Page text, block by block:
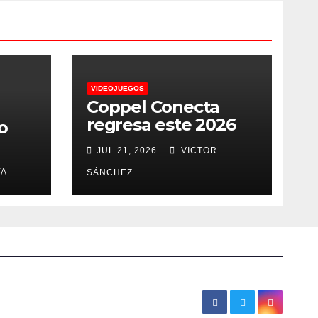
VIDEOJUEGOS
Coppel Conecta
regresa este 2026
JUL 21, 2026 VICTOR
SÁNCHEZ